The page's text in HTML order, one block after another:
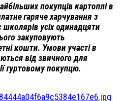
покупців картоплі в
гаряче харчування з
усіх одинадцяти
закуповують
кошти. Умови участі в
від звичного для
гуртовому покупцю.